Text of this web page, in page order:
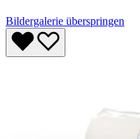
Bildergalerie überspringen